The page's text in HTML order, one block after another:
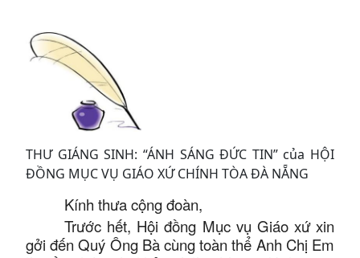
THƯ GIÁNG SINH: “ÁNH SÁNG ĐỨC TIN” của HỘI
ĐỒNG MỤC VỤ GIÁO XỨ CHÍNH TÒA ĐÀ NẴNG
Kính thưa cộng đoàn,
Trước hết, Hội đồng Mục vụ Giáo xứ xin
gởi đến Quý Ông Bà cùng toàn thể Anh Chị Em